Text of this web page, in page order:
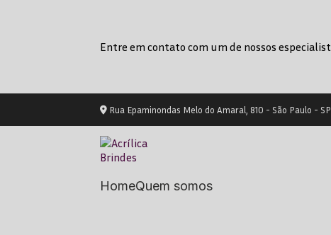
Entre em contato com um de nossos
Rua Epaminondas Melo do Amaral, 810 - São Paulo - SP
Home
Quem somos